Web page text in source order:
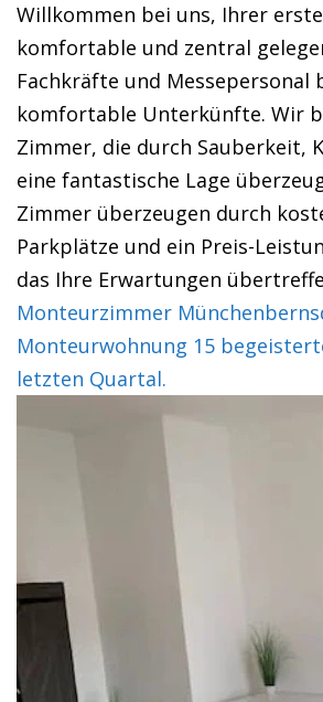
Willkommen bei uns, Ihrer
komfortable und zentral
Fachkräfte und Messepersonal
komfortable Unterkünfte. Wir
Zimmer, die durch Sauberkeit,
eine fantastische Lage
Zimmer überzeugen durch
Parkplätze und ein Preis-
das Ihre Erwartungen
Monteurzimmer
Monteurwohnung 15
letzten Quartal.